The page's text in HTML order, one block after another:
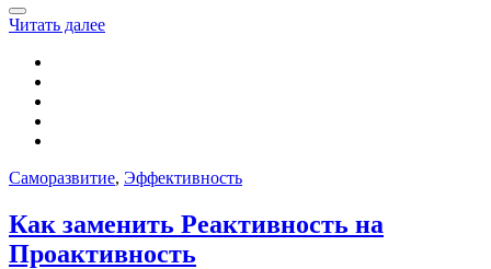
Читать далее
Саморазвитие, Эффективность
Как заменить Реактивность на
Проактивность